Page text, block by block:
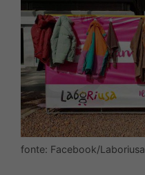
fonte: Facebook/Laboriusa